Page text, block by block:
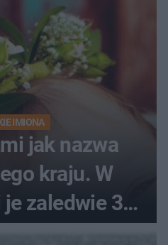
IMIONA
jak nazwa
kraju. W
zaledwie 3